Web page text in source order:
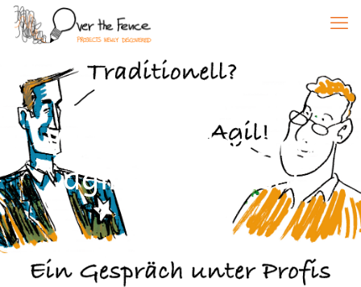
Wahre Helden sind
agil – so oder so!